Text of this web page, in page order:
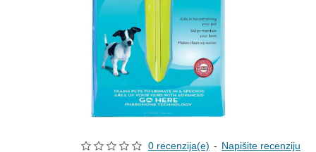
0 recenzija(e) - Napišite recenziju